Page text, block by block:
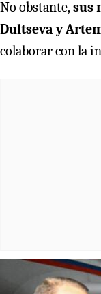
No obstante,sus
Dultseva y
colaborar con la